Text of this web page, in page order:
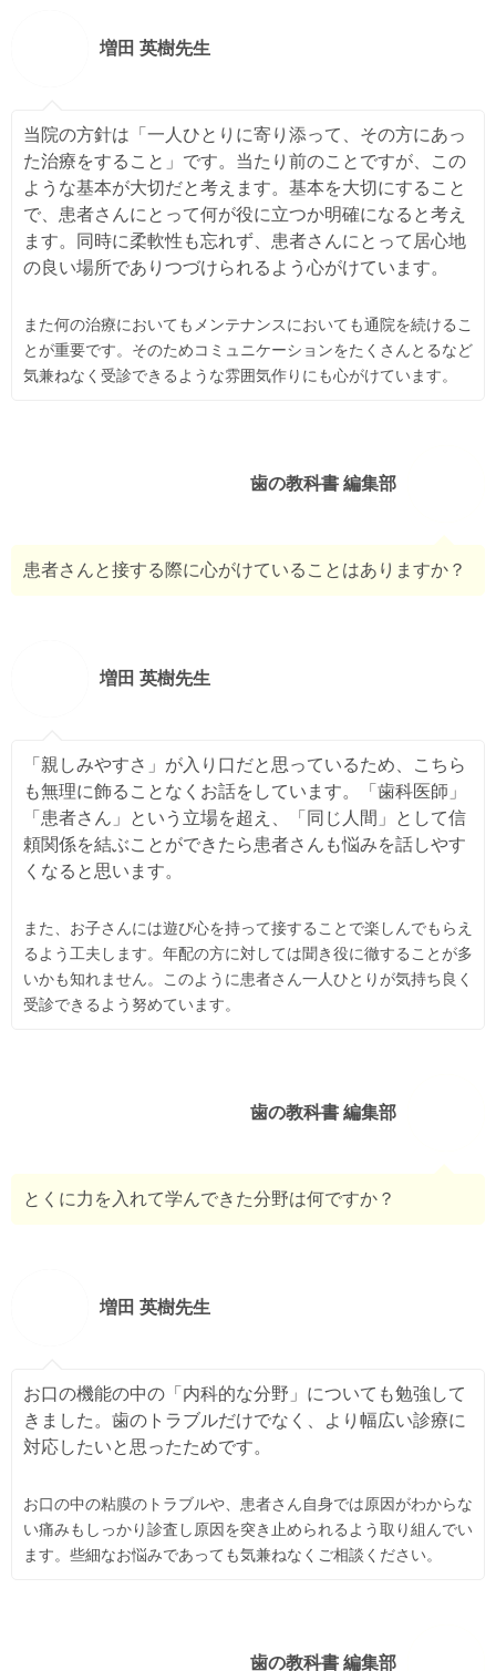
増田 英樹先生
当院の方針は「一人ひとりに寄り添って、その方にあっ
た治療をすること」です。当たり前のことですが、この
ような基本が大切だと考えます。基本を大切にすること
で、患者さんにとって何が役に立つか明確になると考え
ます。同時に柔軟性も忘れず、患者さんにとって居心地
の良い場所でありつづけられるよう心がけています。
また何の治療においてもメンテナンスにおいても通院を続けるこ
とが重要です。そのためコミュニケーションをたくさんとるなど
気兼ねなく受診できるような雰囲気作りにも心がけています。
歯の教科書 編集部
患者さんと接する際に心がけていることはありますか？
増田 英樹先生
「親しみやすさ」が入り口だと思っているため、こちら
も無理に飾ることなくお話をしています。「歯科医師」
「患者さん」という立場を超え、「同じ人間」として信
頼関係を結ぶことができたら患者さんも悩みを話しやす
くなると思います。
また、お子さんには遊び心を持って接することで楽しんでもらえ
るよう工夫します。年配の方に対しては聞き役に徹することが多
いかも知れません。このように患者さん一人ひとりが気持ち良く
受診できるよう努めています。
歯の教科書 編集部
とくに力を入れて学んできた分野は何ですか？
増田 英樹先生
お口の機能の中の「内科的な分野」についても勉強して
きました。歯のトラブルだけでなく、より幅広い診療に
対応したいと思ったためです。
お口の中の粘膜のトラブルや、患者さん自身では原因がわからな
い痛みもしっかり診査し原因を突き止められるよう取り組んでい
ます。些細なお悩みであっても気兼ねなくご相談ください。
歯の教科書 編集部